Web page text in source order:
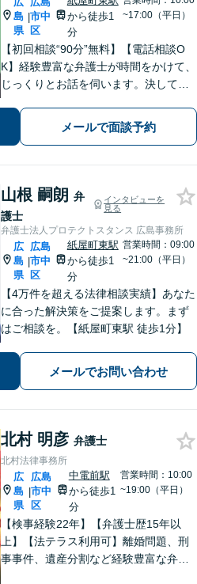
島
県
|市中
区
から徒歩1
分
~17:00（平日）
【初回相談“90分”無料】【電話相談O
K】経験豊富な弁護士が時間をかけて、
じっくりとお話を伺います。決して怒
い」お気持ちに寄り添います。皆さま
の未来を明るくするために、誠心誠意
メールで面談予約
山根 嗣朗 弁
護士
インタビューを
見る
弁護士法人プロテクトスタンス 広島事務所
広
島
県
|
広島
市中
区
紙屋町東駅
から徒歩1
分
営業時間：09:00
~21:00（平日）
【4万件を超える法律相談実績】あなた
に合った解決策をご提案します。まず
はご相談を。【紙屋町東駅 徒歩1分】
メールでお問い合わせ
北村 明彦 弁護士
北村法律事務所
広
島
県
|
広島
市中
区
中電前駅
から徒歩1
分
営業時間：10:00
~19:00（平日）
【検事経験22年】【弁護士歴15年以
上】【法テラス利用可】離婚問題、刑
事事件、遺産分割など経験豊富な弁護